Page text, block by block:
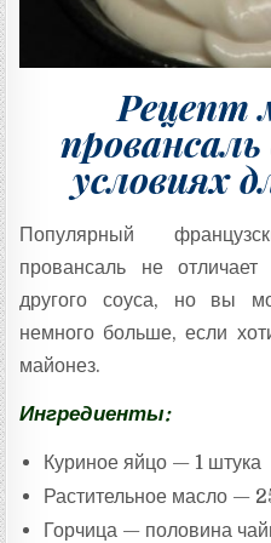
Рецепт
условиях
Популярный
провансаль не
другого соуса, но вы
немного больше, если
майонез.
Ингредиенты:
Куриное яйцо — 1 штука
Растительное масло —
Горчица — половина